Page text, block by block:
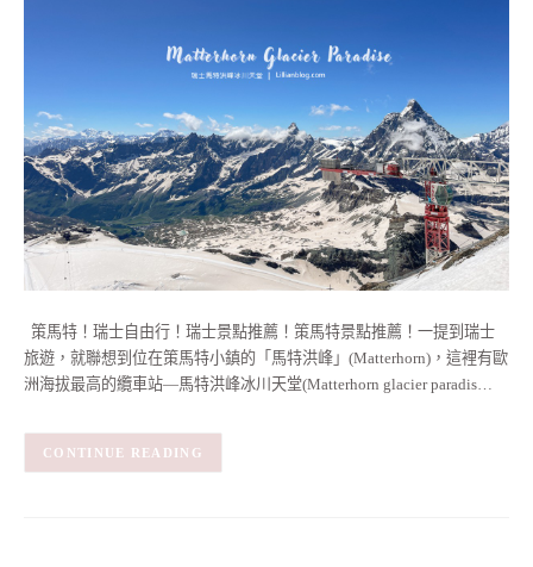
策馬特！瑞士自由行！瑞士景點推薦！策馬特景點推薦！一提到瑞士
旅遊，就聯想到位在策馬特小鎮的「馬特洪峰」(Matterhorn)，這裡有歐
洲海拔最高的纜車站—馬特洪峰冰川天堂(Matterhorn glacier paradis…
CONTINUE READING